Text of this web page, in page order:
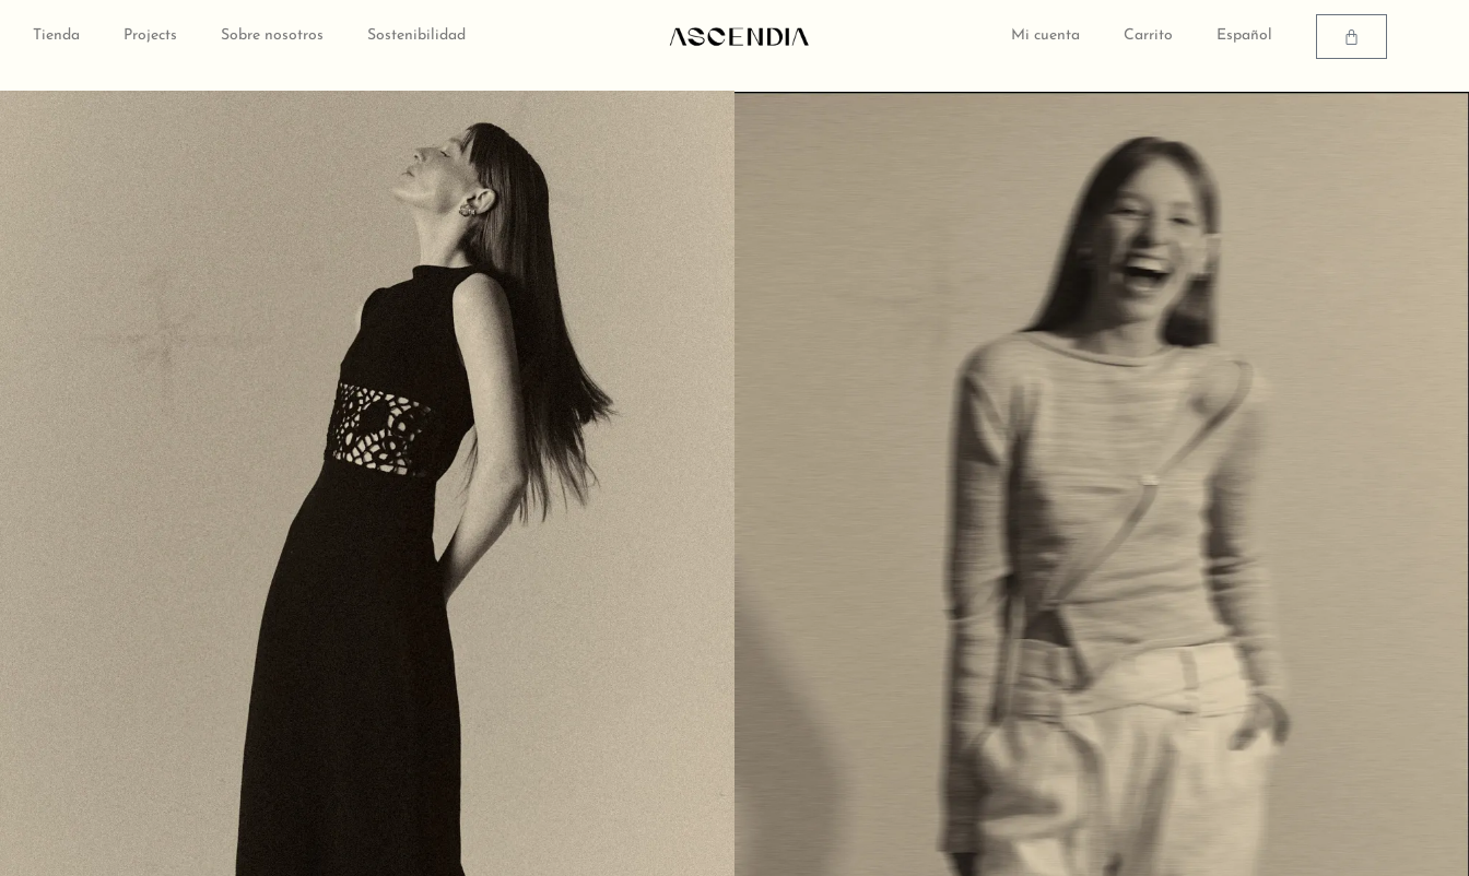
Tienda Projects Sobre nosotros Sostenibilidad Mi cuenta Carrito Español Carrito